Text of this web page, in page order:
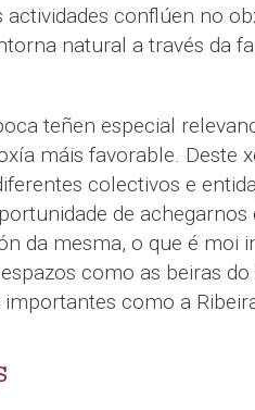
actividades conflúen no
natural a través da
teñen especial
máis favorable. Deste
colectivos e
de
da mesma, o que é moi
como as beiras
importantes como a